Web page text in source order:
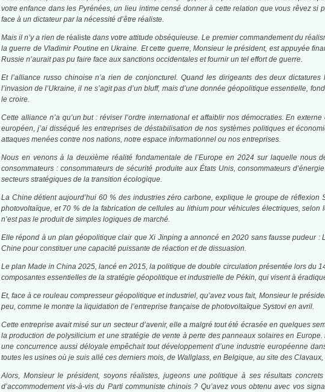
votre enfance dans les Pyrénées, un lieu intime censé donner à cette relation que vous rêvez
face à un dictateur par la nécessité d’être réaliste.
Mais il n’y a rien deréalistedans votre attitude obséquieuse. Le premier commandement du
la guerre de Vladimir Poutine en Ukraine. Et cette guerre, Monsieur le président, est appuyée
Russie n’aurait pas pu faire face aux sanctions occidentales et fournir un tel effort de guerre.
Et l’alliance russo chinoise n’a rien de conjoncturel. Quand les dirigeants des deux
l’invasion de l’Ukraine, il ne s’agit pas d’un bluff, mais d’une donnée géopolitique essentielle,
le croire.
Cette alliance n’a qu’un but : réviser l’ordre international et affaiblir nos démocraties. En
européen, j’ai disséqué les entreprises de déstabilisation de nos systèmes politiques et
attaques menées contre nos nations, notre espace informationnel ou nos entreprises.
Nous en venons à la deuxième réalité fondamentale de l’Europe en 2024 sur laquelle nous
consommateurs : consommateurs de sécurité produite aux États Unis, consommateurs
secteurs stratégiques de la transition écologique.
La Chine détient aujourd’hui 60 % des industries zéro carbone, explique le groupe de
photovoltaïque, et 70 % de la fabrication de cellules au lithium pour véhicules électriques,
n’est pas le produit de simples logiques de marché.
Elle répond à un plan géopolitique clair que Xi Jinping a annoncé en 2020 sans fausse pudeur
Chine pour constituer une capacité puissante de réaction et de dissuasion.
Le plan Made in China 2025, lancé en 2015, la politique de double circulation présentée lors du
composantes essentielles de la stratégie géopolitique et industrielle de Pékin, qui visent à
Et, face à ce rouleau compresseur géopolitique et industriel, qu’avez vous fait, Monsieur le
peu, comme le montre la liquidation de l’entreprise française de photovoltaïque Systovi en avril.
Cette entreprise avait misé sur un secteur d’avenir, elle a malgré tout été écrasée en quelques
la production de polysilicium et une stratégie de vente à perte des panneaux solaires en
une concurrence aussi déloyale empêchait tout développement d’une industrie européenne
toutes les usines où je suis allé ces derniers mois, de Wallglass, en Belgique, au site des
Alors, Monsieur le président, soyons réalistes, jugeons une politique à ses résultats
d’accommodement vis-à-vis du Parti communiste chinois ? Qu’avez vous obtenu avec vos